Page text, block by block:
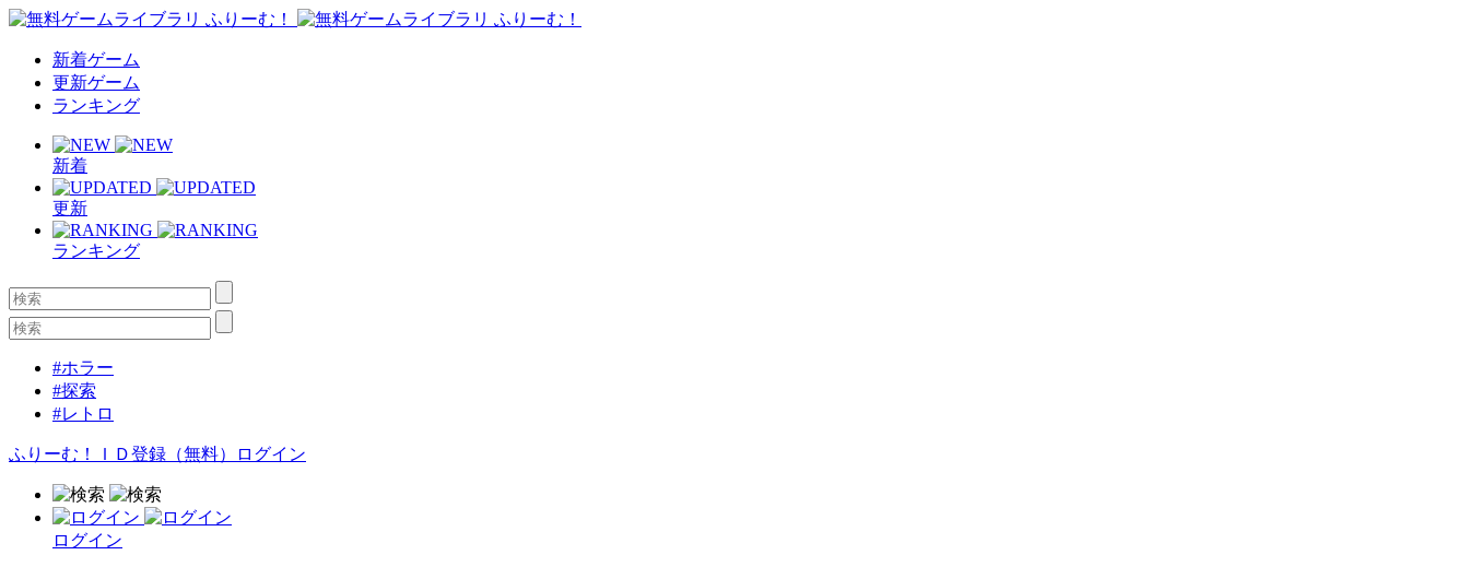
新着ゲーム
更新ゲーム
ランキング
新着
更新
ランキング
#ホラー
#探索
#レトロ
ふりーむ！ＩＤ登録（無料） ログイン
ログイン